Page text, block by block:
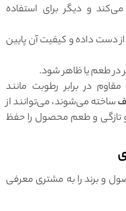
و دیگر برای استفاده
از دست داده و کیفیت آن پایین
در طعم یا ظاهر شود.
در برابر رطوبت مانند
ساخته می‌شوند، می‌توانند از
تازگی و طعم محصول را حفظ
و برند را به مشتری معرفی